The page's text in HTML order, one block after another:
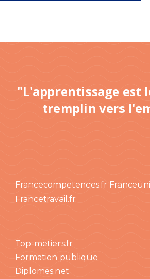
"L'apprentissage est
tremplin vers
Francecompetences.fr
Francetravail.fr
Top-metiers.fr
Formation publique
Diplomes.net